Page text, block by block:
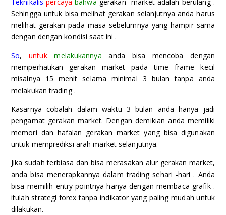
Sehingga untuk bisa melihat gerakan selanjutnya anda harus
melihat gerakan pada masa sebelumnya yang hampir sama
dengan dengan kondisi saat ini .
So,untuk melakukannya anda bisa mencoba dengan
memperhatikan gerakan market pada time frame kecil
misalnya 15 menit selama minimal 3 bulan tanpa anda
melakukan trading .
Kasarnya cobalah dalam waktu 3 bulan anda hanya jadi
pengamat gerakan market. Dengan demikian anda memiliki
memori dan hafalan gerakan market yang bisa digunakan
untuk memprediksi arah market selanjutnya.
Jika sudah terbiasa dan bisa merasakan alur gerakan market,
anda bisa menerapkannya dalam trading sehari -hari . Anda
bisa memilih entry pointnya hanya dengan membaca grafik .
itulah strategi forex tanpa indikator yang paling mudah untuk
dilakukan.